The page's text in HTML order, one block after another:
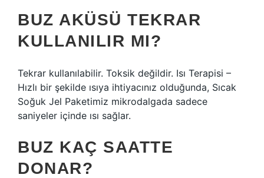
BUZ AKÜSÜ TEKRAR
KULLANILIR MI?
Tekrar kullanılabilir. Toksik değildir. Isı Terapisi –
Hızlı bir şekilde ısıya ihtiyacınız olduğunda, Sıcak
Soğuk Jel Paketimiz mikrodalgada sadece
saniyeler içinde ısı sağlar.
BUZ KAÇ SAATTE
DONAR?